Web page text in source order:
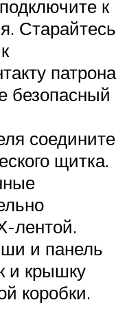
к
Старайтесь
патрона
безопасный
соедините
щитка.
лентой.
и панель
и крышку
коробки.